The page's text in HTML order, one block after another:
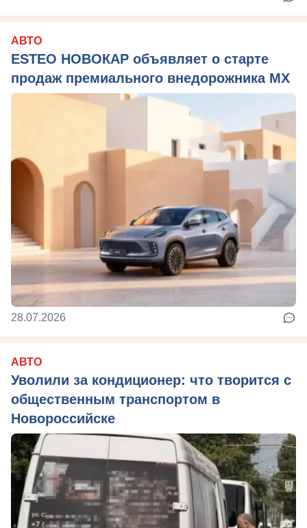
АВТО
ESTEO НОВОКАР объявляет о старте
продаж премиального внедорожника MX
28.07.2026
АВТО
Уволили за кондиционер: что творится с
общественным транспортом в
Новороссийске